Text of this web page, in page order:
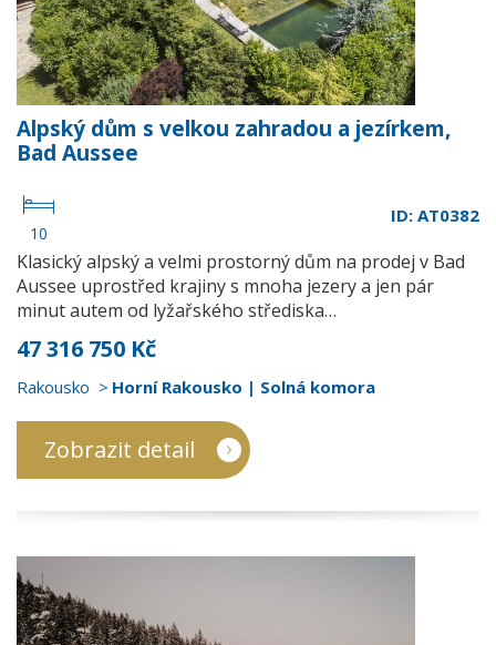
Alpský dům s velkou zahradou a jezírkem,
Bad Aussee
10
ID: AT0382
Klasický alpský a velmi prostorný dům na prodej v Bad
Aussee uprostřed krajiny s mnoha jezery a jen pár
minut autem od lyžařského střediska…
47 316 750 Kč
Rakousko Horní Rakousko | Solná komora
Zobrazit detail